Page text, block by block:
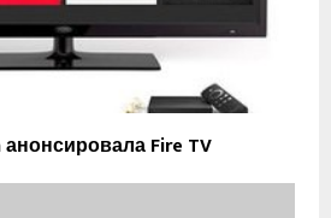
Fire TV